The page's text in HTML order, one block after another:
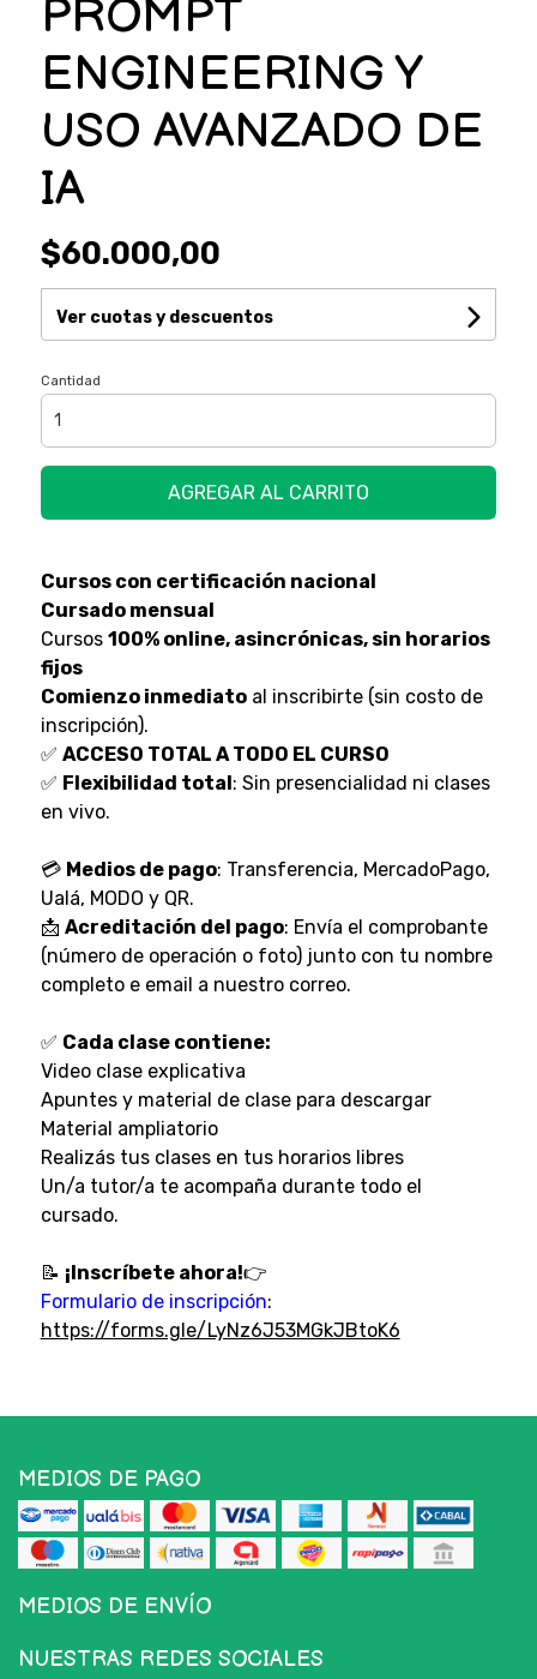
PROMPT
ENGINEERING Y
USO AVANZADO DE
IA
$60.000,00
Ver cuotas y descuentos
Cantidad
AGREGAR AL CARRITO
Cursos con certificación nacional
Cursado mensual
Cursos 100% online, asincrónicas, sin horarios
fijos
Comienzo inmediatoal inscribirte (sin costo de
inscripción).
✅ ACCESO TOTAL A TODO EL CURSO
✅ Flexibilidad total: Sin presencialidad ni clases
en vivo.
💳 Medios de pago: Transferencia, MercadoPago,
Ualá, MODO y QR.
📩 Acreditación del pago: Envía el comprobante
(número de operación o foto) junto con tu nombre
completo e email a nuestro correo.
✅ Cada clase contiene:
Video clase explicativa
Apuntes y material de clase para descargar
Material ampliatorio
Realizás tus clases en tus horarios libres
Un/a tutor/a te acompaña durante todo el
cursado.
📝 ¡Inscríbete ahora!👉
Formulario de inscripción:
https://forms.gle/LyNz6J53MGkJBtoK6
MEDIOS DE PAGO
MEDIOS DE ENVÍO
NUESTRAS REDES SOCIALES